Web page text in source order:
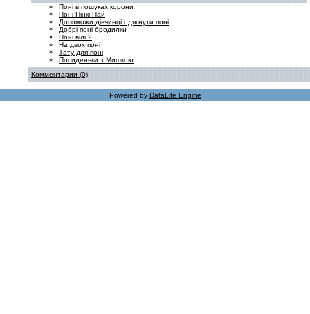
Поні в пошуках корони
Поні Пінкі Пай
Допоможи дівчинці одягнути поні
Добрі поні бродилки
Поні вілі 2
На двох поні
Тату для поні
Посиденьки з Мишкою
Комментарии (0)
Powered by DataLife Engine